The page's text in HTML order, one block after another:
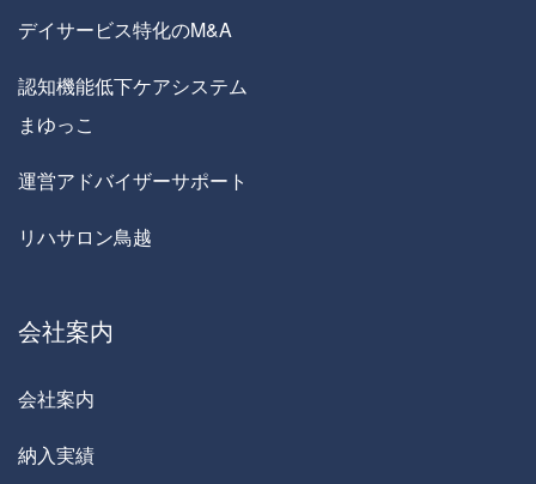
デイサービス特化のM&A
認知機能低下ケアシステム
まゆっこ
運営アドバイザーサポート
リハサロン鳥越
会社案内
会社案内
納入実績